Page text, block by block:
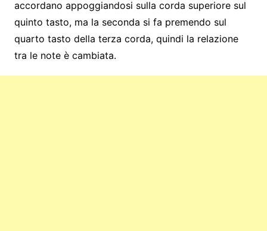
accordano appoggiandosi sulla corda superiore sul
quinto tasto, ma la seconda si fa premendo sul
quarto tasto della terza corda, quindi la relazione
tra le note è cambiata.